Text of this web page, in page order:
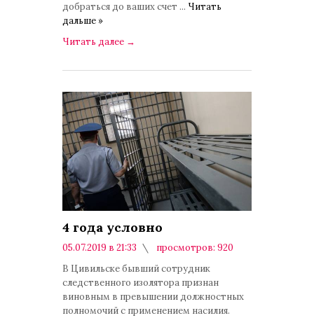
добраться до ваших счет ... Читать
дальше »
Читать далее →
4 года условно
05.07.2019 в 21:33
просмотров: 920
комментариев: 0
В Цивильске бывший сотрудник
следственного изолятора признан
виновным в превышении должностных
полномочий с применением насилия.